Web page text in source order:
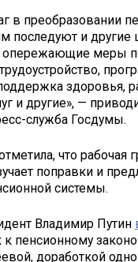
в преобразовании
последуют и
опережающие меры
здоровья,
и другие», —
служба Госдумы.
что рабочая
поправки и
системы.
Владимир Путин
к пенсионному
доработкой